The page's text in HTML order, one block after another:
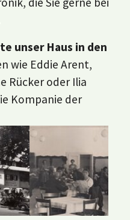
versionShow larger version
unser Haus in den
wie Eddie Arent,
Rücker oder Ilia
Kompanie der